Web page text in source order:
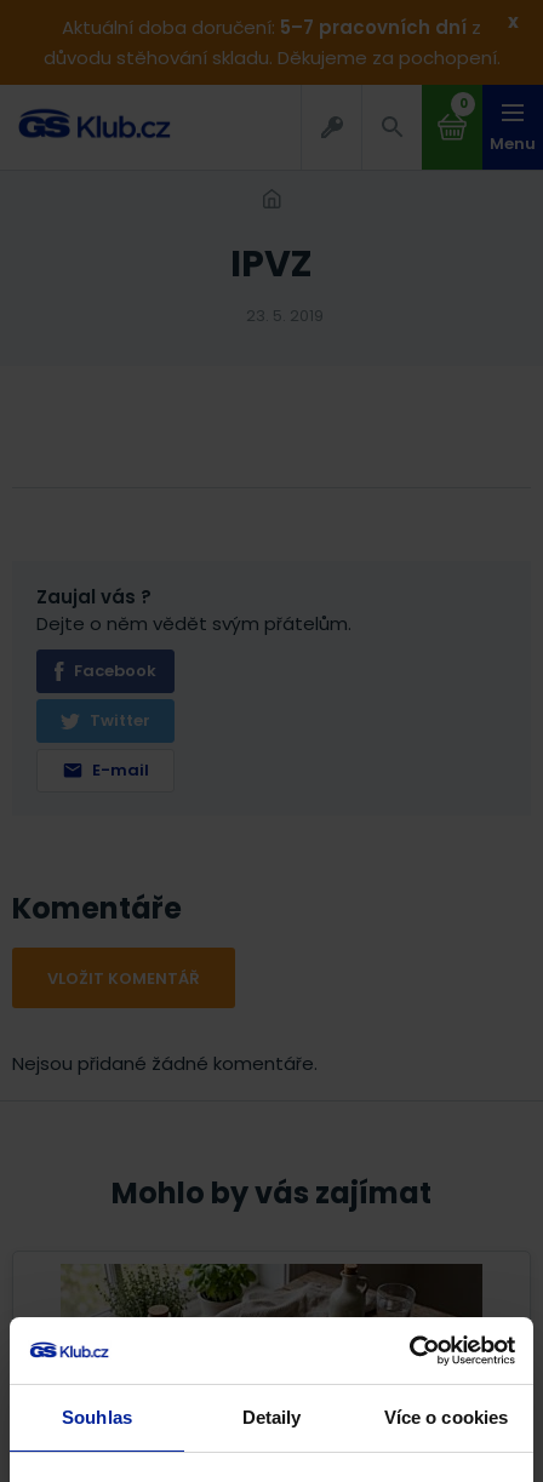
Souhlas Detaily Více o cookies
Aktuální doba doručení: 5–7 pracovních dní z
důvodu stěhování skladu. Děkujeme za pochopení.
x
0
Menu
IPVZ
23. 5. 2019
Zaujal vás ?
Dejte o něm vědět svým přátelům.
Facebook
Twitter
E-mail
Komentáře
VLOŽIT KOMENTÁŘ
Nejsou přidané žádné komentáře.
Mohlo by vás zajímat